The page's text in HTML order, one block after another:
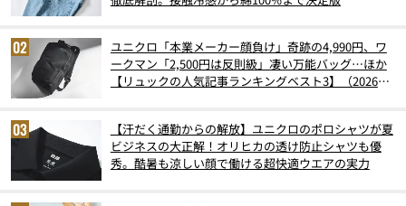
ユニクロ「本業メーカー顔負け」奇跡の4,990円、ワ
ークマン「2,500円は反則級」凄い万能バッグ…ほか
【リュックの人気記事ランキングベスト3】（2026年
【汗だく通勤からの解放】ユニクロのポロシャツが夏
ビジネスの大正解！オリヒカの透け防止シャツも優
秀。酷暑も涼しい顔で働ける超快適ウエアの実力